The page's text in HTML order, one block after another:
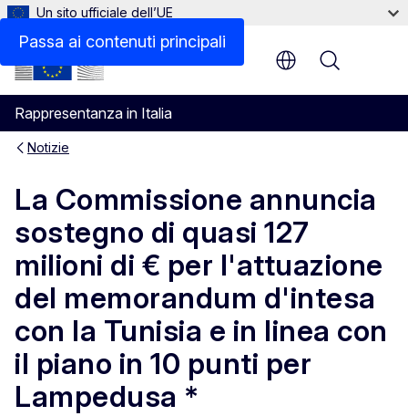
Passa ai contenuti principali
Un sito ufficiale dell’UE
Rappresentanza in Italia
Menu
Notizie
La Commissione annuncia
sostegno di quasi 127
milioni di € per l'attuazione
del memorandum d'intesa
con la Tunisia e in linea con
il piano in 10 punti per
Lampedusa *